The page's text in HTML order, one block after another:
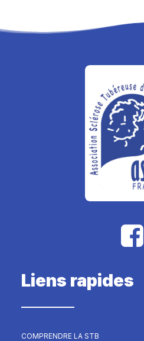
Liens rapides
COMPRENDRE LA STB